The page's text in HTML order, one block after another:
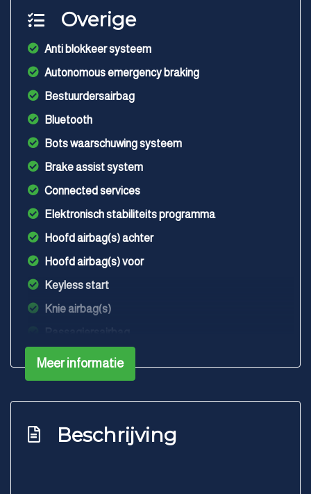
Overige
Anti blokkeer systeem
Autonomous emergency braking
Bestuurdersairbag
Bluetooth
Bots waarschuwing systeem
Brake assist system
Connected services
Elektronisch stabiliteits programma
Hoofd airbag(s) achter
Hoofd airbag(s) voor
Keyless start
Knie airbag(s)
Rijstrooksensor met correctie
Sfeerverlichting
Variabele stuuroverbrenging
Volledig digitaal instrumentenpaneel
Meer informatie
Beschrijving